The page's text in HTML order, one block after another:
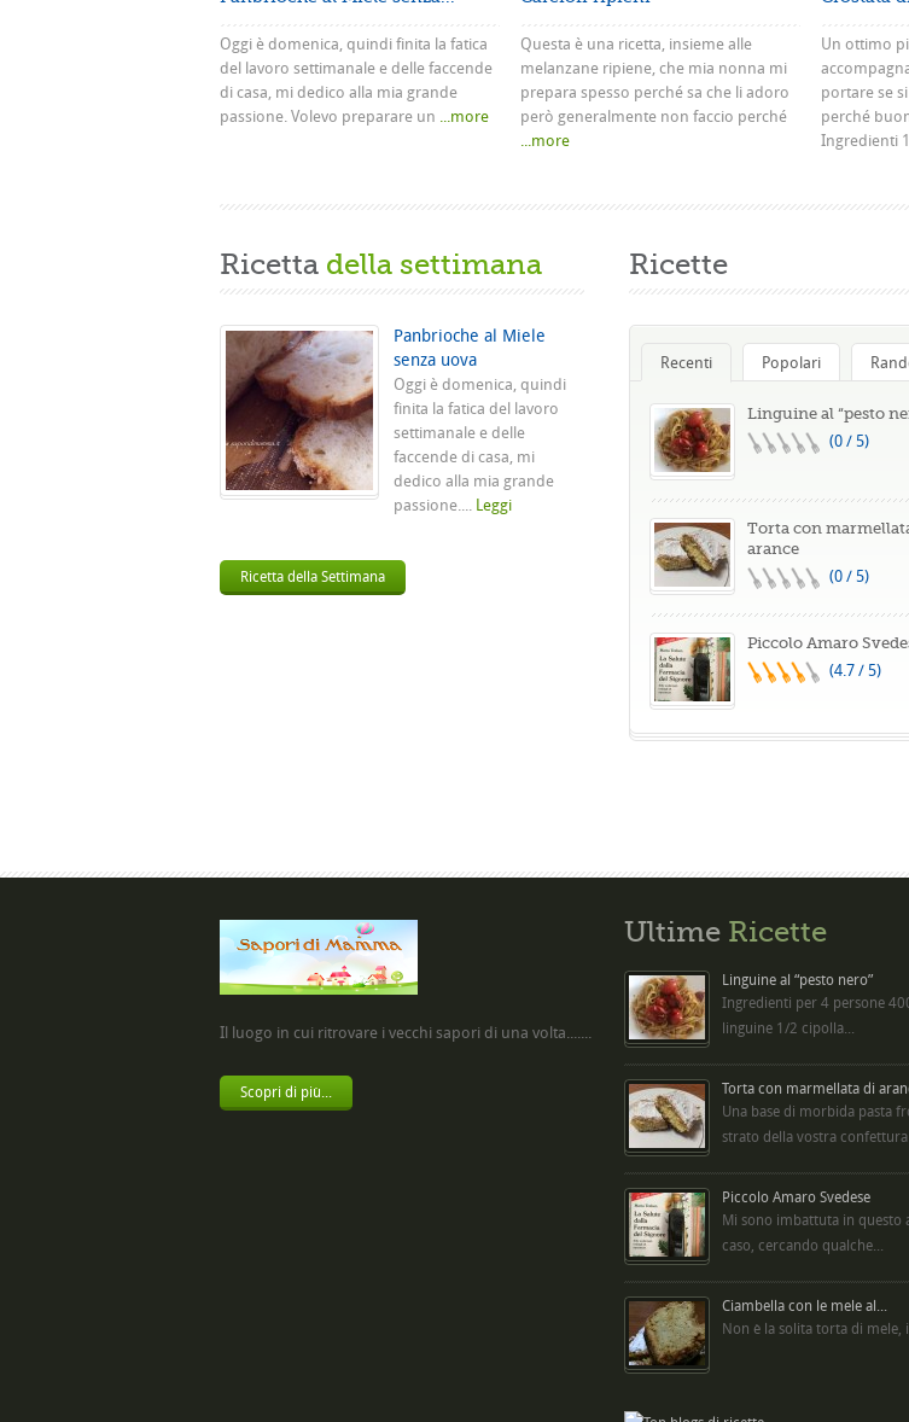
Oggi è domenica, quindi finita la fatica
del lavoro settimanale e delle faccende
di casa, mi dedico alla mia grande
passione. Volevo preparare un ...more
Questa è una ricetta, insieme alle
melanzane ripiene, che mia nonna mi
prepara spesso perché sa che li adoro
però generalmente non faccio perché
...more
Un ottimo
portare se
perché
Ingredienti 1
Ricetta della settimana
Panbrioche al Miele
senza uova
Oggi è domenica, quindi
finita la fatica del lavoro
settimanale e delle
faccende di casa, mi
dedico alla mia grande
passione.... Leggi
Ricetta della Settimana
Ricette
Recenti Popolari
Linguine al “pesto
(0 / 5)
Torta con
arance
(0 / 5)
Piccolo Amaro
(4.7 / 5)
Il luogo in cui ritrovare i vecchi sapori di una volta.......
Scopri di più...
Ultime Ricette
Linguine al “pesto nero”
Ingredienti per 4 persone
linguine 1/2 cipolla...
Torta con marmellata di
Una base di morbida pasta
strato della vostra
Piccolo Amaro Svedese
Mi sono imbattuta in questo
caso, cercando qualche...
Ciambella con le mele al...
Non è la solita torta di mele,